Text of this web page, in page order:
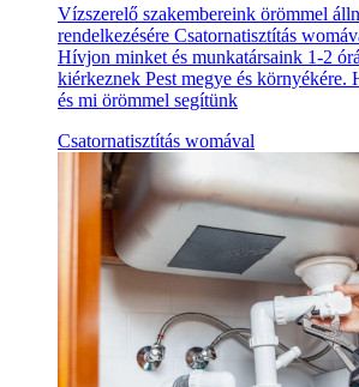
Vízszerelő szakembereink örömmel
rendelkezésére Csatornatisztítás
Hívjon minket és munkatársaink 1-2
kiérkeznek Pest megye és környékére.
és mi örömmel segítünk
Csatornatisztítás womával